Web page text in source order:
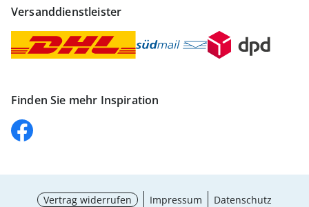
Versanddienstleister
Finden Sie mehr Inspiration
Vertrag widerrufen Impressum
Datenschutz